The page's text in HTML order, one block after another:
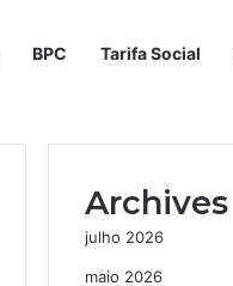
BPC Tarifa Social
Archives
julho 2026
maio 2026